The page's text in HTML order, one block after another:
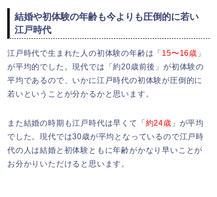
結婚や初体験の年齢も今よりも圧倒的に若い
江戸時代
江戸時代で生まれた人の初体験の年齢は「 15〜16歳 」
が平均的でした。現代では「約20歳前後」が初体験の
平均であるので、いかに江戸時代の初体験が圧倒的に
若いということが分かるかと思います。
また結婚の時期も江戸時代は早くて「 約24歳 」が平均
でした。現代では30歳が平均となっているので江戸時
代の人は結婚と初体験ともに年齢がかなり早いことが
お分かりいただけると思います。